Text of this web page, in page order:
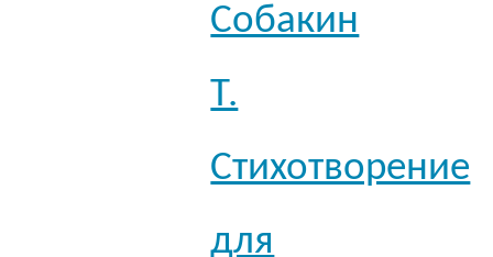
Собакин
Т.
Стихотворение
для